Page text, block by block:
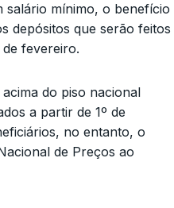
salário mínimo, o benefício
depósitos que serão feitos
fevereiro.
do piso nacional
a partir de 1º de
no entanto, o
de Preços ao